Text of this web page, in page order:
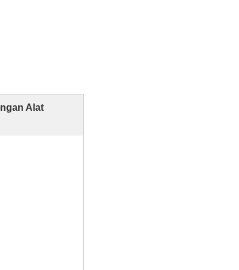
Alat